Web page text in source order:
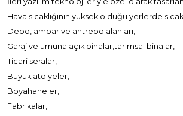
Hava sıcaklığının yüksek olduğu yerlerde
Depo, ambar ve antrepo alanları,
Garaj ve umuna açık binalar,tarımsal binalar,
Ticari seralar,
Büyük atölyeler,
Boyahaneler,
Fabrikalar,